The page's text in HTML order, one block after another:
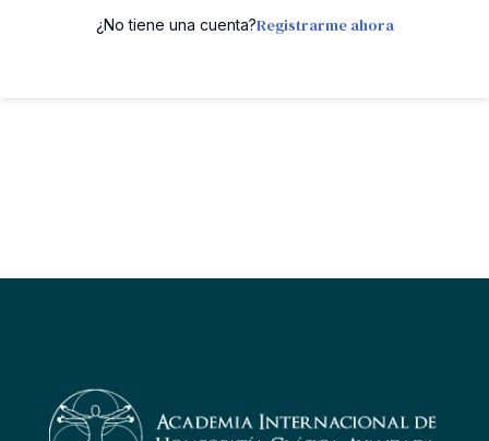
¿No tiene una cuenta?Registrarme ahora